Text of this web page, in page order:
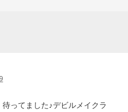
ってました♪デビルメイクラ